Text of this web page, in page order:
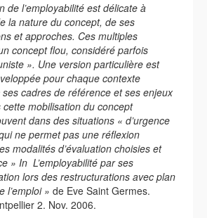
de l’employabilité est délicate à
la nature du concept, de ses
et approches. Ces multiples
concept flou, considéré parfois
». Une version particulière est
pour chaque contexte
ses cadres de référence et ses enjeux
mobilisation du concept
dans des situations « d’urgence
ne permet pas une réflexion
modalités d’évaluation choisies et
» In L’employabilité par ses
lors des restructurations avec plan
l’emploi » de Eve Saint Germes.
2. Nov. 2006.